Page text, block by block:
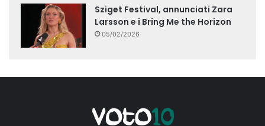
Sziget Festival, annunciati Zara
Larsson e i Bring Me the Horizon
05/02/2026